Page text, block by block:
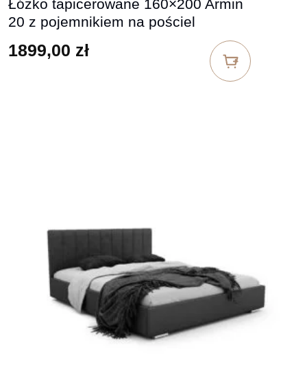
Łóżko tapicerowane 160×200 Armin
20 z pojemnikiem na pościel
1899,00 zł